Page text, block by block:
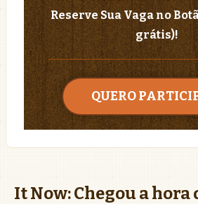
Reserve Sua Vaga no
grátis)!
QUERO
It Now: Chegou a